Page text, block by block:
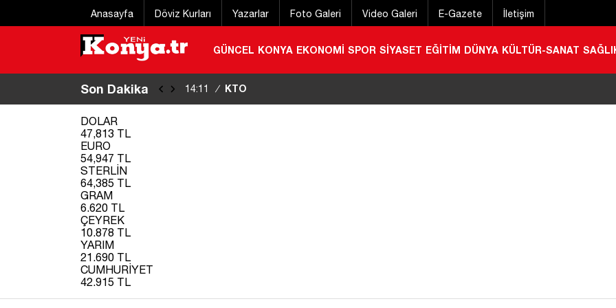
Anasayfa Döviz Kurları Yazarlar Foto Galeri Video Galeri E-Gazete İletişim
GÜNCEL KONYA EKONOMİ SPOR SİYASET EĞİTİM DÜNYA KÜLTÜR-SANAT
Son Dakika 14:11 / KTO Başkanı Öztürk’ten Mekpan Panel’e ziyaret
DOLAR
47,813 TL
EURO
54,947 TL
STERLİN
64,385 TL
GRAM
6.620 TL
ÇEYREK
10.878 TL
YARIM
21.690 TL
CUMHURİYET
42.915 TL